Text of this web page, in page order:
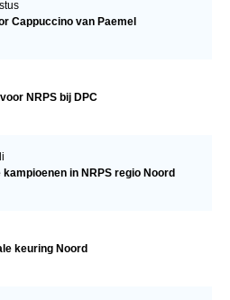
of pony toevoegen
Cappuccino van Paemel
NRPS bij DPC
in NRPS regio Noord
keuring Noord